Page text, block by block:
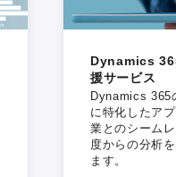
Dynamics
援サービス
Dynamics 365
に特化したア
業とのシーム
度からの分析
ます。